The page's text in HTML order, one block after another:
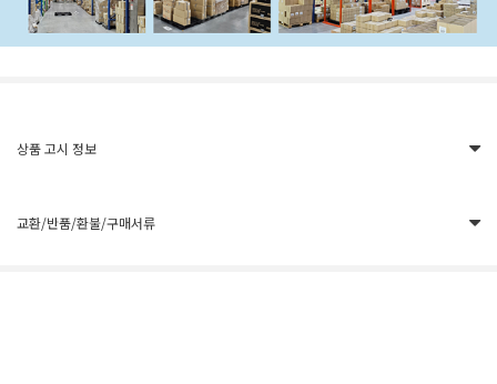
상품 고시 정보
교환/반품/환불/구매서류